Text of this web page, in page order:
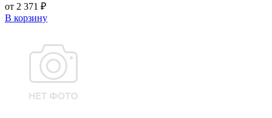
от 2 371 ₽
В корзину